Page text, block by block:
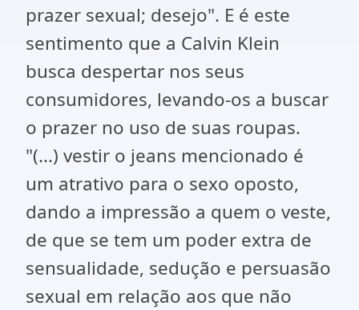
prazer sexual; desejo". E é este
sentimento que a Calvin Klein
busca despertar nos seus
consumidores, levando-os a buscar
o prazer no uso de suas roupas.
"(...) vestir o jeans mencionado é
um atrativo para o sexo oposto,
dando a impressão a quem o veste,
de que se tem um poder extra de
sensualidade, sedução e persuasão
sexual em relação aos que não